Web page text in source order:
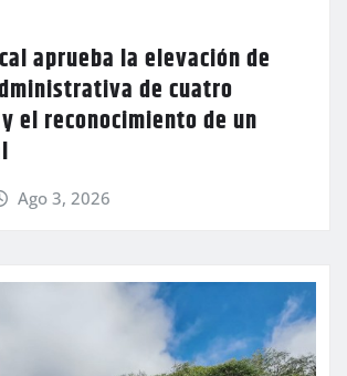
aprueba la elevación de
de cuatro
el reconocimiento de un
Ago 3, 2026